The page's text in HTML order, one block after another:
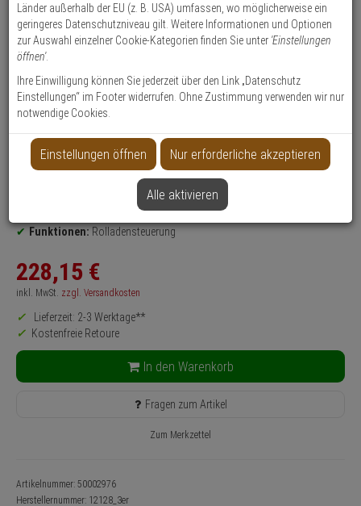
Zeichen
ein,
um
Suche
Suche
gestartet
3er Set LUPUSEC - 12128 -
Rollladenrelais V2
Produktmerkmale
Datenblatt drucken
Produktinformationen
Relaismodul
Fenster, Terrassentür, Balkontür
Funktionen:Rolladensteuerung
228,15 €
inkl. MwSt. zzgl. Versandkosten
Lieferzeit: 2-3 Werktage**
Kostenfreie Retoure
In den Warenkorb
Fragen zum Artikel
Zum Merkzettel
Artikelnummer: 50002976
Herstellernummer: 12128_3er
Länder außerhalb der EU (z. B. USA) umfassen, wo möglicherweise ein
geringeres Datenschutzniveau gilt. Weitere Informationen und Optionen
zur Auswahl einzelner Cookie-Kategorien finden Sie unter 'Einstellungen
öffnen'.
Ihre Einwilligung können Sie jederzeit über den Link „Datenschutz
Einstellungen“ im Footer widerrufen. Ohne Zustimmung verwenden wir nur
notwendige Cookies.
Einstellungen öffnen Nur erforderliche akzeptieren
Alle aktivieren